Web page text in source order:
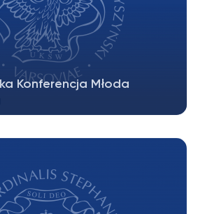
Konferencja Młoda
8jzSBJnSTK1niphP9 Link...